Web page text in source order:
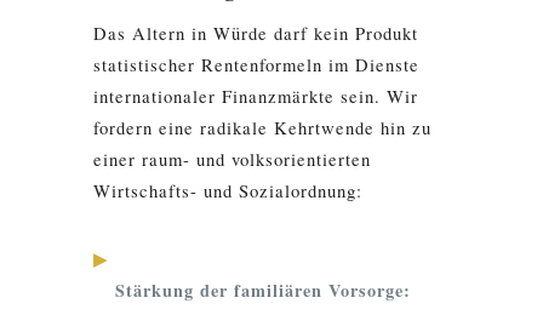
Das Altern in Würde darf kein Produkt
statistischer Rentenformeln im Dienste
internationaler Finanzmärkte sein. Wir
fordern eine radikale Kehrtwende hin zu
einer raum- und volksorientierten
Wirtschafts- und Sozialordnung:
▶
Stärkung der familiären Vorsorge: